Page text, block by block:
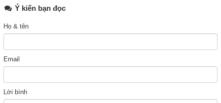
Ý kiến bạn đọc
Họ & tên
Email
Lời bình